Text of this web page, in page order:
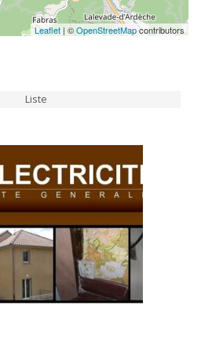
Leaflet | ©OpenStreetMapcontributors
Liste